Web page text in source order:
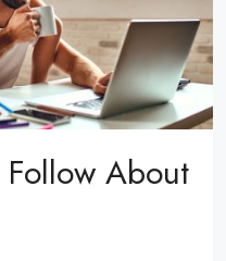
Follow About